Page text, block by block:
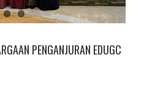
PENGANJURAN EDUGC